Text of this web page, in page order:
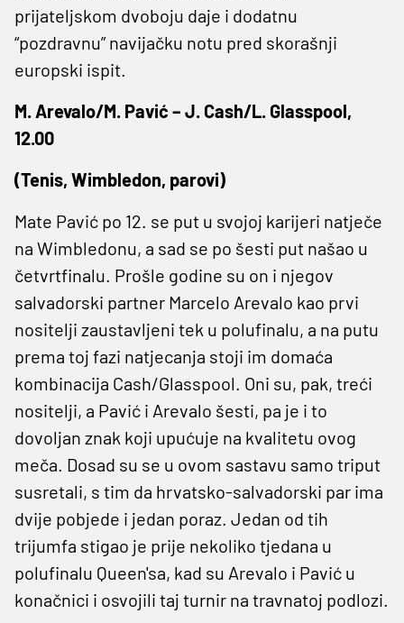
prijateljskom dvoboju daje i dodatnu
“pozdravnu” navijačku notu pred skorašnji
europski ispit.
M. Arevalo/M. Pavić – J. Cash/L. Glasspool,
12.00
(Tenis, Wimbledon, parovi)
Mate Pavić po 12. se put u svojoj karijeri natječe
na Wimbledonu, a sad se po šesti put našao u
četvrtfinalu. Prošle godine su on i njegov
salvadorski partner Marcelo Arevalo kao prvi
nositelji zaustavljeni tek u polufinalu, a na putu
prema toj fazi natjecanja stoji im domaća
kombinacija Cash/Glasspool. Oni su, pak, treći
nositelji, a Pavić i Arevalo šesti, pa je i to
dovoljan znak koji upućuje na kvalitetu ovog
meča. Dosad su se u ovom sastavu samo triput
susretali, s tim da hrvatsko-salvadorski par ima
dvije pobjede i jedan poraz. Jedan od tih
trijumfa stigao je prije nekoliko tjedana u
polufinalu Queen'sa, kad su Arevalo i Pavić u
konačnici i osvojili taj turnir na travnatoj podlozi.